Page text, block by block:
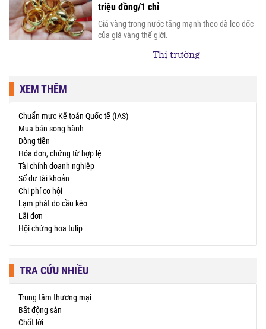
triệu đồng/1 chỉ
Giá vàng trong nước tăng mạnh theo đà leo dốc
của giá vàng thế giới.
Thị trường
XEM THÊM
Chuẩn mực Kế toán Quốc tế (IAS)
Mua bán song hành
Dòng tiền
Hóa đơn, chứng từ hợp lệ
Tài chính doanh nghiệp
Số dư tài khoản
Chi phí cơ hội
Lạm phát do cầu kéo
Lãi đơn
Hội chứng hoa tulip
TRA CỨU NHIỀU
Trung tâm thương mại
Bất động sản
Chốt lời